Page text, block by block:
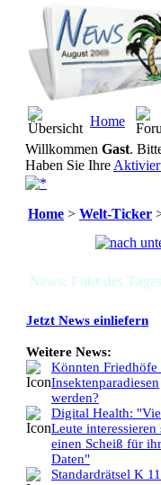
Home
Willkommen Gast.
Haben Sie Ihre
Home > Welt-Ticker
News: Fakt des
Jetzt News einliefern
Weitere News:
Könnten Friedhöfe
Insektenparadiesen
werden?
Digital Health:
Leute interessieren
einen Scheiß für
Daten"
Standardrätsel K